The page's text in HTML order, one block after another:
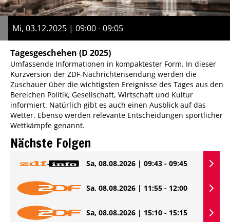
Mi, 03.12.2025 | 09:00 - 09:05
Tagesgeschehen (D 2025)
Umfassende Informationen in kompaktester Form. In dieser
Kurzversion der ZDF-Nachrichtensendung werden die
Zuschauer über die wichtigsten Ereignisse des Tages aus den
Bereichen Politik, Gesellschaft, Wirtschaft und Kultur
informiert. Natürlich gibt es auch einen Ausblick auf das
Wetter. Ebenso werden relevante Entscheidungen sportlicher
Wettkämpfe genannt.
Nächste Folgen
Sa, 08.08.2026 | 09:43 - 09:45
Sa, 08.08.2026 | 11:55 - 12:00
Sa, 08.08.2026 | 15:10 - 15:15